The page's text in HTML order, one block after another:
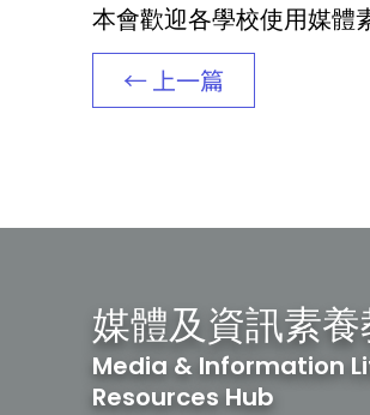
本會歡迎各學校使用媒體
← 上一篇
媒體及資訊素養
Media & Information
Resources Hub